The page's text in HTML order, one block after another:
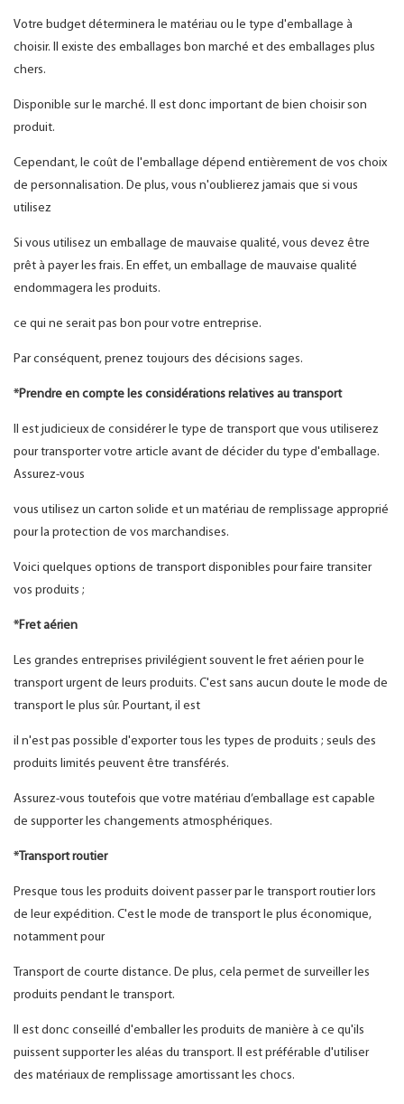
Votre budget déterminera le matériau ou le type d'emballage à
choisir. Il existe des emballages bon marché et des emballages plus
chers.
Disponible sur le marché. Il est donc important de bien choisir son
produit.
Cependant, le coût de l'emballage dépend entièrement de vos choix
de personnalisation. De plus, vous n'oublierez jamais que si vous
utilisez
Si vous utilisez un emballage de mauvaise qualité, vous devez être
prêt à payer les frais. En effet, un emballage de mauvaise qualité
endommagera les produits.
ce qui ne serait pas bon pour votre entreprise.
Par conséquent, prenez toujours des décisions sages.
*Prendre en compte les considérations relatives au transport
Il est judicieux de considérer le type de transport que vous utiliserez
pour transporter votre article avant de décider du type d'emballage.
Assurez-vous
vous utilisez un carton solide et un matériau de remplissage approprié
pour la protection de vos marchandises.
Voici quelques options de transport disponibles pour faire transiter
vos produits ;
*Fret aérien
Les grandes entreprises privilégient souvent le fret aérien pour le
transport urgent de leurs produits. C'est sans aucun doute le mode de
transport le plus sûr. Pourtant, il est
il n'est pas possible d'exporter tous les types de produits ; seuls des
produits limités peuvent être transférés.
Assurez-vous toutefois que votre matériau d’emballage est capable
de supporter les changements atmosphériques.
*Transport routier
Presque tous les produits doivent passer par le transport routier lors
de leur expédition. C'est le mode de transport le plus économique,
notamment pour
Transport de courte distance. De plus, cela permet de surveiller les
produits pendant le transport.
Il est donc conseillé d'emballer les produits de manière à ce qu'ils
puissent supporter les aléas du transport. Il est préférable d'utiliser
des matériaux de remplissage amortissant les chocs.